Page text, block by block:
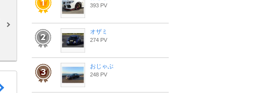
393 PV
オザミ
274 PV
おじゃぶ
248 PV